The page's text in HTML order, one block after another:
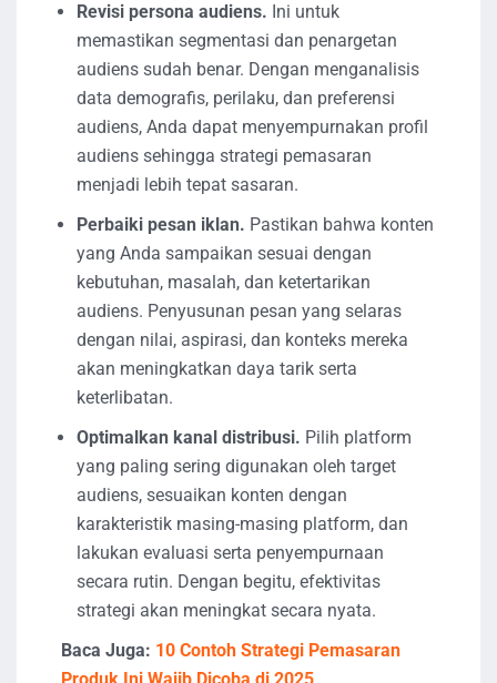
Revisi persona audiens. Ini untuk
memastikan segmentasi dan penargetan
audiens sudah benar. Dengan menganalisis
data demografis, perilaku, dan preferensi
audiens, Anda dapat menyempurnakan profil
audiens sehingga strategi pemasaran
menjadi lebih tepat sasaran.
Perbaiki pesan iklan. Pastikan bahwa konten
yang Anda sampaikan sesuai dengan
kebutuhan, masalah, dan ketertarikan
audiens. Penyusunan pesan yang selaras
dengan nilai, aspirasi, dan konteks mereka
akan meningkatkan daya tarik serta
keterlibatan.
Optimalkan kanal distribusi. Pilih platform
yang paling sering digunakan oleh target
audiens, sesuaikan konten dengan
karakteristik masing-masing platform, dan
lakukan evaluasi serta penyempurnaan
secara rutin. Dengan begitu, efektivitas
strategi akan meningkat secara nyata.
Baca Juga: 10 Contoh Strategi Pemasaran